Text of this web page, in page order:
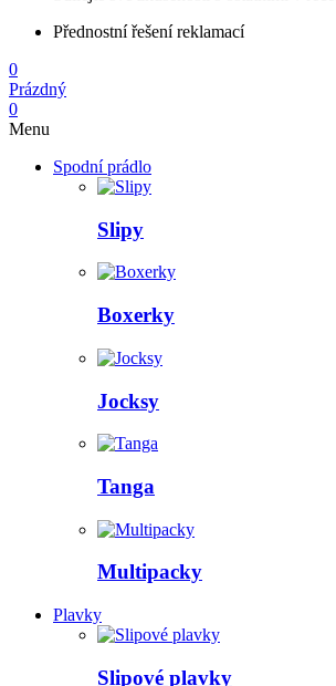
Přednostní řešení reklamací
0
Prázdný
0
Menu
Spodní prádlo
Slipy
Boxerky
Jocksy
Tanga
Multipacky
Plavky
Slipové plavky